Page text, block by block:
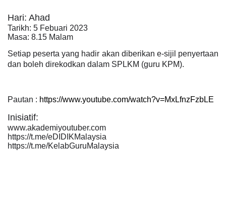
Hari: Ahad
Tarikh: 5 Febuari 2023
Masa: 8.15 Malam
Setiap peserta yang hadir akan diberikan e-sijil penyertaan
dan boleh direkodkan dalam SPLKM (guru KPM).
Pautan : https://www.youtube.com/watch?v=MxLfnzFzbLE
Inisiatif:
www.akademiyoutuber.com
https://t.me/eDIDIKMalaysia
https://t.me/KelabGuruMalaysia